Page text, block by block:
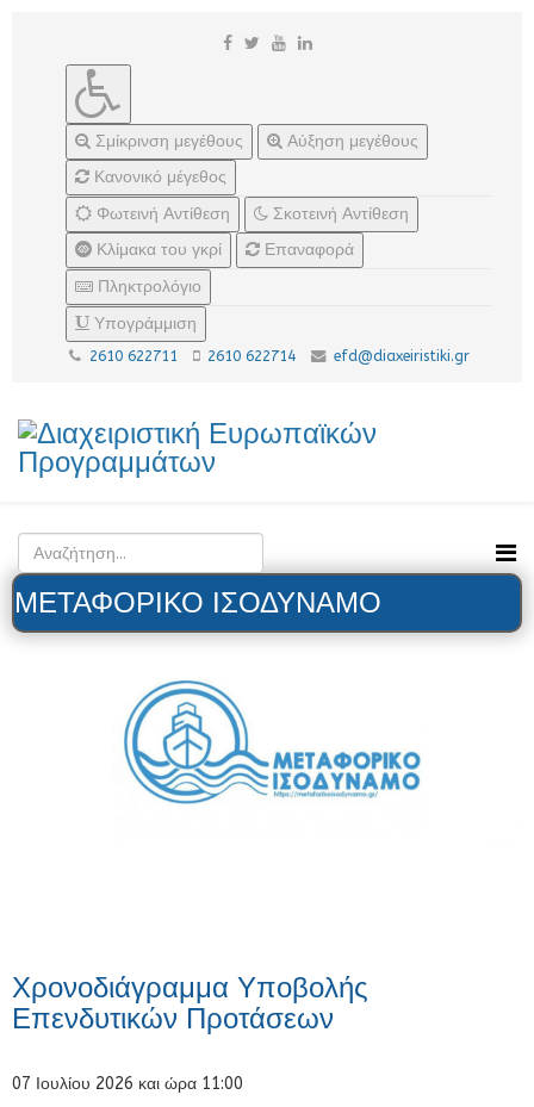
Σμίκρινση μεγέθους
Αύξηση μεγέθους
Κανονικό μέγεθος
Φωτεινή Αντίθεση
Σκοτεινή Αντίθεση
Κλίμακα του γκρί
Επαναφορά
Πληκτρολόγιο
Υπογράμμιση
2610 622711 2610 622714 efd@diaxeiristiki.gr
ΜΕΤΑΦΟΡΙΚΟ ΙΣΟΔΥΝΑΜΟ
Χρονοδιάγραμμα Υποβολής
Επενδυτικών Προτάσεων
07 Ιουλίου 2026 και ώρα 11:00